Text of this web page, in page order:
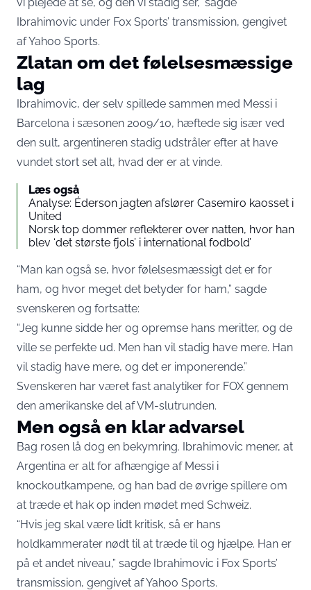
Ibrahimovic under Fox Sports’ transmission, gengivet
af Yahoo Sports.
Zlatan om det følelsesmæssige
lag
Ibrahimovic, der selv spillede sammen med Messi i
Barcelona i sæsonen 2009/10, hæftede sig især ved
den sult, argentineren stadig udstråler efter at have
vundet stort set alt, hvad der er at vinde.
Læs også
Analyse: Éderson jagten afslører Casemiro kaosset i
United
Norsk top dommer reflekterer over natten, hvor han
blev ‘det største fjols’ i international fodbold’
“Man kan også se, hvor følelsesmæssigt det er for
ham, og hvor meget det betyder for ham,” sagde
svenskeren og fortsatte:
“Jeg kunne sidde her og opremse hans meritter, og de
ville se perfekte ud. Men han vil stadig have mere. Han
vil stadig have mere, og det er imponerende.”
Svenskeren har været fast analytiker for FOX gennem
den amerikanske del af VM-slutrunden.
Men også en klar advarsel
Bag rosen lå dog en bekymring. Ibrahimovic mener, at
Argentina er alt for afhængige af Messi i
knockoutkampene, og han bad de øvrige spillere om
at træde et hak op inden mødet med Schweiz.
“Hvis jeg skal være lidt kritisk, så er hans
holdkammerater nødt til at træde til og hjælpe. Han er
på et andet niveau,” sagde Ibrahimovic i Fox Sports’
transmission, gengivet af Yahoo Sports.